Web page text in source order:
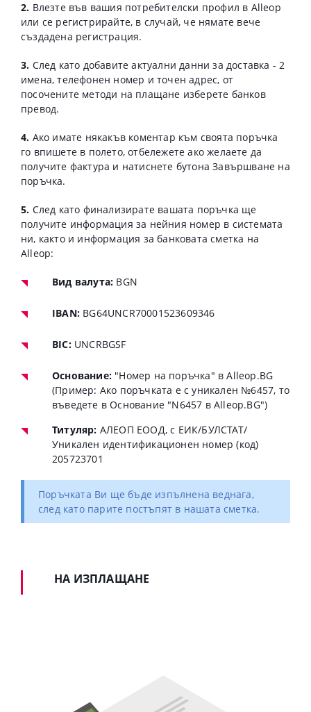
2. Влезте във вашия потребителски профил в Alleop
или се регистрирайте, в случай, че нямате вече
създадена регистрация.
3. След като добавите актуални данни за доставка - 2
имена, телефонен номер и точен адрес, от
посочените методи на плащане изберете банков
превод.
4. Ако имате някакъв коментар към своята поръчка
го впишете в полето, отбележете ако желаете да
получите фактура и натиснете бутона Завършване на
поръчка.
5. След като финализирате вашата поръчка ще
получите информация за нейния номер в системата
ни, както и информация за банковата сметка на
Alleop:
Вид валута: BGN
IBAN: BG64UNCR70001523609346
BIC:UNCRBGSF
Основание: "Номер на поръчка" в Alleop.BG
(Пример: Ако поръчката е с уникален №6457, то
въведете в Основание "N6457 в Alleop.BG")
Титуляр: АЛЕОП ЕООД, с ЕИК/БУЛСТАТ/
Уникален идентификационен номер (код)
205723701
Поръчката Ви ще бъде изпълнена веднага,
след като парите постъпят в нашата сметка.
НА ИЗПЛАЩАНЕ